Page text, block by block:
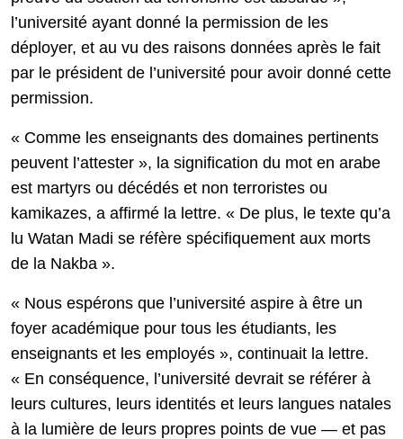
l’université ayant donné la permission de les
déployer, et au vu des raisons données après le fait
par le président de l’université pour avoir donné cette
permission.
« Comme les enseignants des domaines pertinents
peuvent l’attester », la signification du mot en arabe
est martyrs ou décédés et non terroristes ou
kamikazes, a affirmé la lettre. « De plus, le texte qu’a
lu Watan Madi se réfère spécifiquement aux morts
de la Nakba ».
« Nous espérons que l’université aspire à être un
foyer académique pour tous les étudiants, les
enseignants et les employés », continuait la lettre.
« En conséquence, l’université devrait se référer à
leurs cultures, leurs identités et leurs langues natales
à la lumière de leurs propres points de vue — et pas